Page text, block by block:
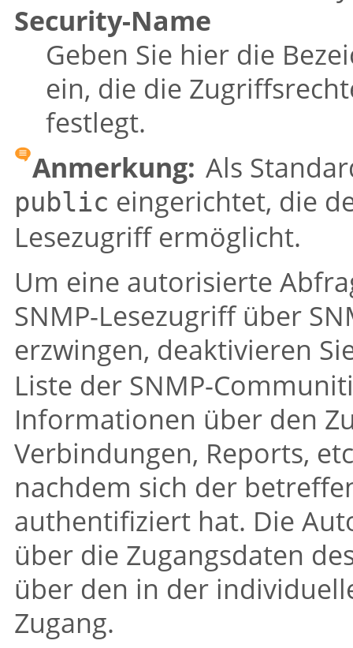
Security-Name
Geben Sie hier die
ein, die die
festlegt.
Anmerkung: Als
public eingerichtet, die
Lesezugriff ermöglicht.
Um eine autorisierte
SNMP-Lesezugriff über
erzwingen, deaktivieren
Liste der SNMP-
Informationen über den
Verbindungen, Reports,
nachdem sich der
authentifiziert hat. Die
über die Zugangsdaten
über den in der
Zugang.